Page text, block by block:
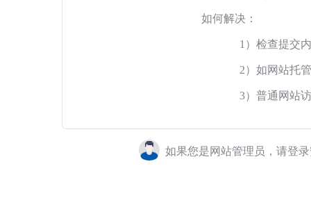
如何解决：
1）检查提交
2）如网站托
3）普通网站
如果您是网站管理员，请登